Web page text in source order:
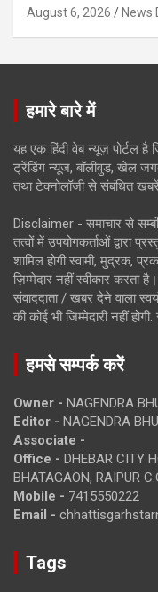
August 6, 2026 News
हमारे बारे में
यह एक हिंदी वेब न्यूज़ पोर्टल
ट्रेंडिंग न्यूज, बॉलीवुड, खेल
तथा टेक्नोलॉजी से संबंधित
Disclaimer - समाचार से
तत्वों में उपयोगकर्ताओं द्वारा
शामिल होगी स्वामी, मुद्रक,
ज़िम्मेदार नहीं स्वीकार करता
संवाददाता / खबर देने वाला
की कोई भी जिम्मेदारी नहीं होगी.
हमसे सम्पर्क करें
Owner - NAGENDRA
Editor - NAGENDRA
Associate -
Office - DHEBAR CITY
BHATAGAON, RAIPUR
Mobile - 7415550222
Email -
Tags